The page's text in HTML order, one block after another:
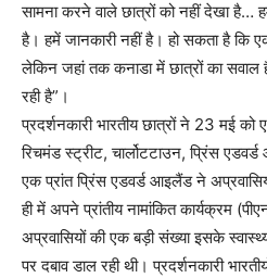
सामना करने वाले छात्रों को नहीं देखा है…
है। हमें जानकारी नहीं है। हो सकता है कि
लेकिन जहां तक कनाडा में छात्रों का सवाल
रही है”।
प्रदर्शनकारी भारतीय छात्रों ने 23 मई
रिचमंड स्ट्रीट, चार्लोटटाउन, प्रिंस
एक प्रांत प्रिंस एडवर्ड आइलैंड ने
ही में अपने प्रांतीय नामांकित कार्यक्रम
अप्रवासियों की एक बड़ी संख्या इसके
पर दबाव डाल रही थी। प्रदर्शनकारी